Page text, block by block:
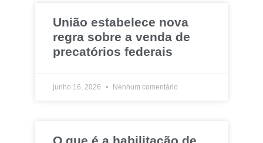
União estabelece nova
regra sobre a venda de
precatórios federais
junho 16, 2026 Nenhum comentário